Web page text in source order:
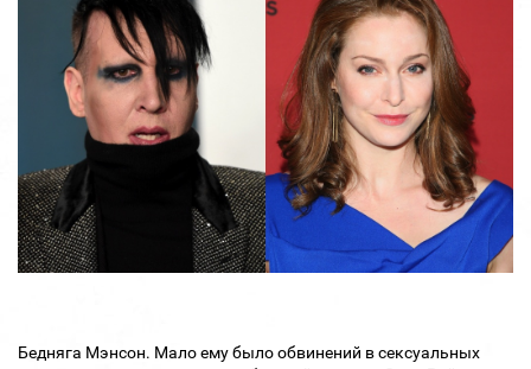
Бедняга Мэнсон. Мало ему было обвинений в сексуальных